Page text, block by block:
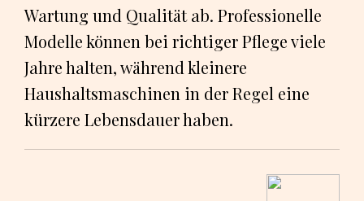
Wartung und Qualität ab. Professionelle
Modelle können bei richtiger Pflege viele
Jahre halten, während kleinere
Haushaltsmaschinen in der Regel eine
kürzere Lebensdauer haben.